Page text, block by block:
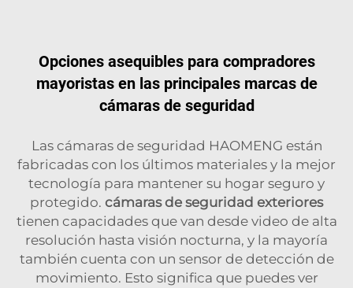
Opciones asequibles para compradores
mayoristas en las principales marcas de
cámaras de seguridad
Las cámaras de seguridad HAOMENG están
fabricadas con los últimos materiales y la mejor
tecnología para mantener su hogar seguro y
protegido. cámaras de seguridad exteriores
tienen capacidades que van desde video de alta
resolución hasta visión nocturna, y la mayoría
también cuenta con un sensor de detección de
movimiento. Esto significa que puedes ver